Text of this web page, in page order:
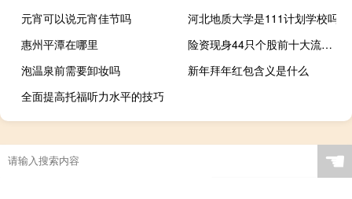
元宵可以说元宵佳节吗
河北地质大学是111计划学校吗
惠州平潭在哪里
险资现身44只个股前十大流通股东平安银行、中国联通、万丰奥威持股数量居前
泡温泉前需要卸妆吗
新年拜年红包含义是什么
全面提高托福听力水平的技巧
☚